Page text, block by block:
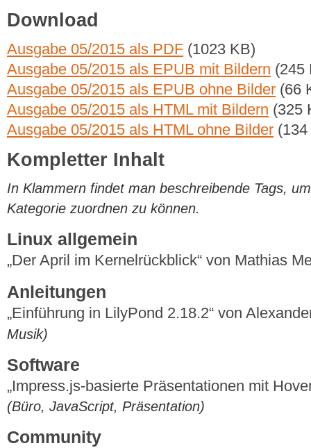
Download
Ausgabe 05/2015 als PDF (1023 KB)
Ausgabe 05/2015 als EPUB mit Bildern (245
Ausgabe 05/2015 als EPUB ohne Bilder (66
Ausgabe 05/2015 als HTML mit Bildern (325
Ausgabe 05/2015 als HTML ohne Bilder
Kompletter Inhalt
In Klammern findet man beschreibende Tags,
Kategorie zuordnen zu können.
Linux allgemein
„Der April im Kernelrückblick“ von Mathias
Anleitungen
„Einführung in LilyPond 2.18.2“ von
Musik)
Software
„Impress.js-basierte Präsentationen mit
(Büro, JavaScript, Präsentation)
Community